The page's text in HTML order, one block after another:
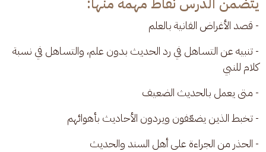
- قصد الأغراض الفانية بالعلم
- تنبيه عن التساهل في رد الحديث بدون علم، والتساهل في نسبة
كلام للنبي
- متى يعمل بالحديث الضعيف
- تخبط الذين يضعّفون ويردون الأحاديث بأهوائهم
- الحذر من الجراءة على أهل السند والحديث